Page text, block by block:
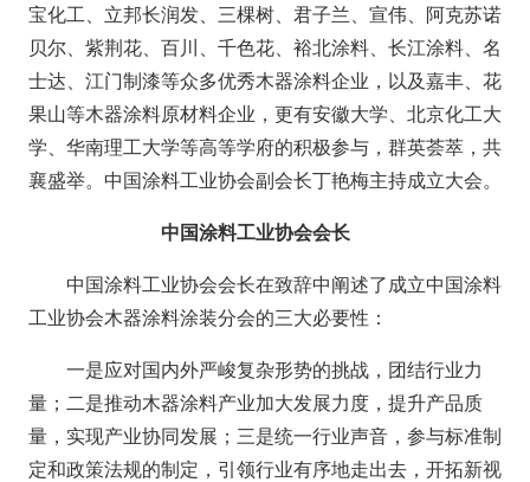
宝化工、立邦长润发、三棵树、君子兰、宣伟、阿克苏诺
贝尔、紫荆花、百川、千色花、裕北涂料、长江涂料、名
士达、江门制漆等众多优秀木器涂料企业，以及嘉丰、花
果山等木器涂料原材料企业，更有安徽大学、北京化工大
学、华南理工大学等高等学府的积极参与，群英荟萃，共
襄盛举。中国涂料工业协会副会长丁艳梅主持成立大会。
中国涂料工业协会会长
中国涂料工业协会会长在致辞中阐述了成立中国涂料
工业协会木器涂料涂装分会的三大必要性：
一是应对国内外严峻复杂形势的挑战，团结行业力
量；二是推动木器涂料产业加大发展力度，提升产品质
量，实现产业协同发展；三是统一行业声音，参与标准制
定和政策法规的制定，引领行业有序地走出去，开拓新视